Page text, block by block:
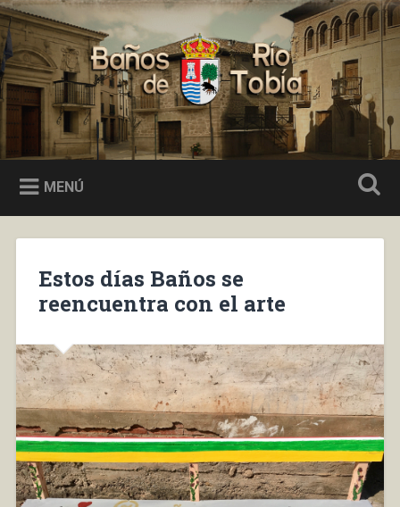
Saltar
al
contenido
Buscar
Baños de Río Tobía
MENÚ
Estos días Baños se
reencuentra con el arte